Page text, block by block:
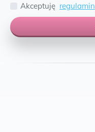
Akceptuję regulamin